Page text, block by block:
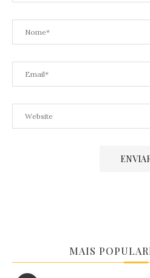
MAIS